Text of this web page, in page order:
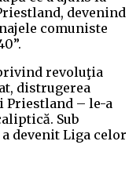
devenind
comuniste
revoluţia
distrugerea
Priestland – le-a
Sub
devenit Liga celor